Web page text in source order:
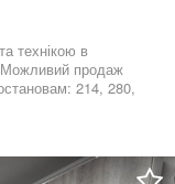
технікою в
продаж
214, 280,
— повністю
Квартира
• варильною